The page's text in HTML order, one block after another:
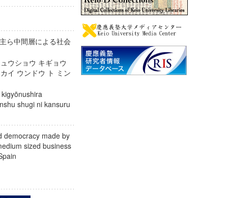
ら中間層による社会
ウショウ キギョウ
イ ウンドウ ト ミン
shugi ni kansuru
democracy made by
sized business